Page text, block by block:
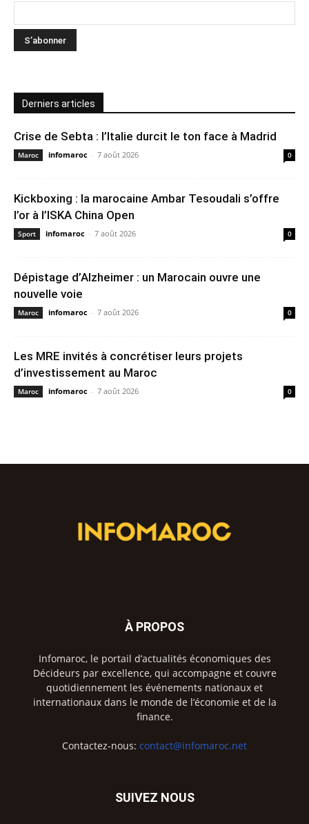
Derniers articles
Crise de Sebta : l’Italie durcit le ton face à Madrid
Maroc infomaroc - 7 août 2026 0
Kickboxing : la marocaine Ambar Tesoudali s’offre
l’or à l’ISKA China Open
Sport infomaroc - 7 août 2026 0
Dépistage d’Alzheimer : un Marocain ouvre une
nouvelle voie
Maroc infomaroc - 7 août 2026 0
Les MRE invités à concrétiser leurs projets
d’investissement au Maroc
Maroc infomaroc - 7 août 2026 0
À PROPOS
Infomaroc, le portail d’actualités économiques des
Décideurs par excellence, qui accompagne et couvre
quotidiennement les événements nationaux et
internationaux dans le monde de l’économie et de la
finance.
Contactez-nous: contact@infomaroc.net
SUIVEZ NOUS